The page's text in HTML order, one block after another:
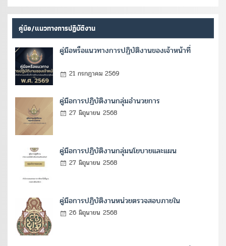
คู่มือ/แนวทางการปฏิบัติงาน
คู่มือหรือแนวทางการปฏิบัติงานของเจ้าหน้าที่
21 กรกฎาคม 2569
คู่มือการปฏิบัติงานกลุ่มอำนวยการ
27 มิถุนายน 2568
คู่มือการปฏิบัติงานกลุ่มนโยบายและแผน
27 มิถุนายน 2568
คู่มือการปฏิบัติงานหน่วยตรวจสอบภายใน
26 มิถุนายน 2568